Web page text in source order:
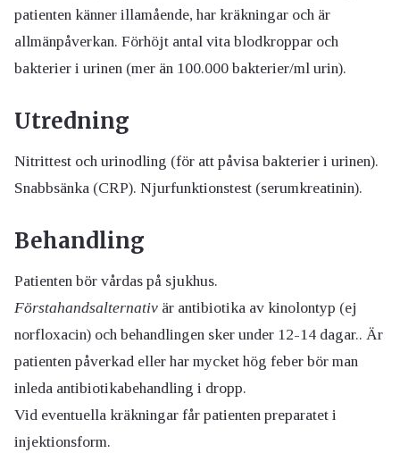
patienten känner illamående, har kräkningar och är
allmänpåverkan. Förhöjt antal vita blodkroppar och
bakterier i urinen (mer än 100.000 bakterier/ml urin).
Utredning
Nitrittest och urinodling (för att påvisa bakterier i urinen).
Snabbsänka (CRP). Njurfunktionstest (serumkreatinin).
Behandling
Patienten bör vårdas på sjukhus.
Förstahandsalternativ är antibiotika av kinolontyp (ej
norfloxacin) och behandlingen sker under 12-14 dagar.. Är
patienten påverkad eller har mycket hög feber bör man
inleda antibiotikabehandling i dropp.
Vid eventuella kräkningar får patienten preparatet i
injektionsform.